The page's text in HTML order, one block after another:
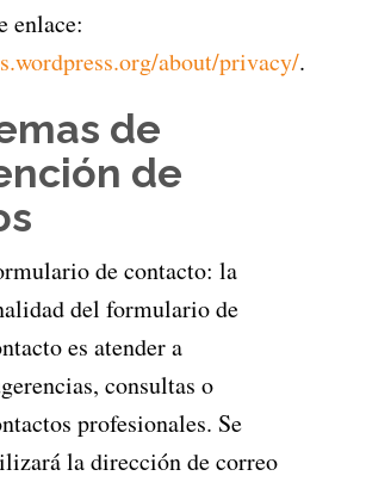
enlace:
about/privacy/.
de
de
de contacto: la
del formulario de
es atender a
consultas o
profesionales. Se
la dirección de correo